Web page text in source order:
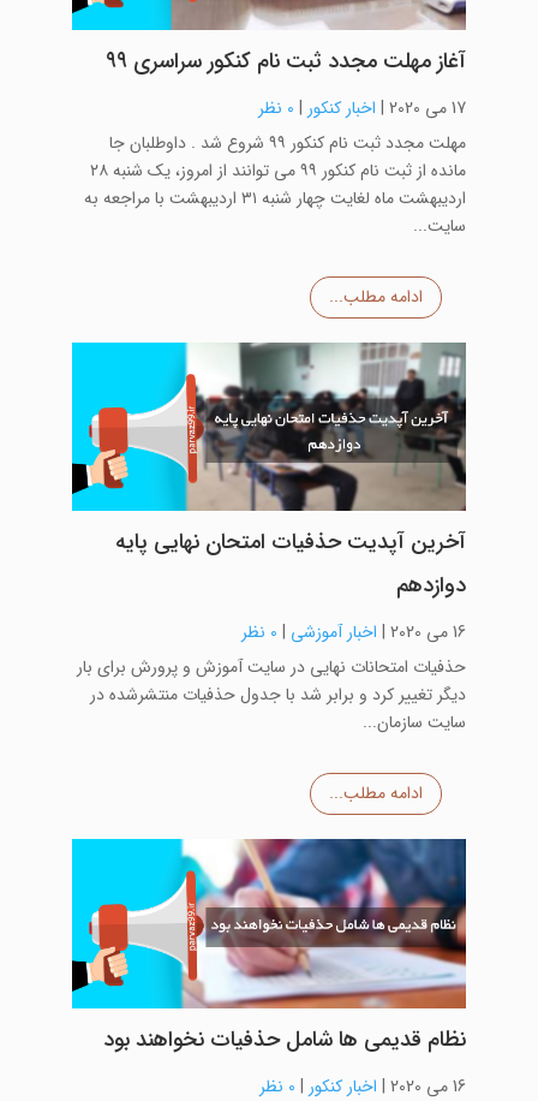
آغاز مهلت مجدد ثبت نام کنکور سراسری ۹۹
17 می 2020 | اخبار کنکور | 0 نظر
مهلت مجدد ثبت نام کنکور ۹۹ شروع شد . داوطلبان جا
مانده از ثبت نام کنکور ۹۹ می توانند از امروز، یک شنبه ۲۸
اردیبهشت ماه لغایت چهار شنبه ۳۱ اردیبهشت با مراجعه به
سایت...
ادامه مطلب...
آخرین آپدیت حذفیات امتحان نهایی پایه
دوازدهم
16 می 2020 | اخبار آموزشی | 0 نظر
حذفیات امتحانات نهایی در سایت آموزش و پرورش برای بار
دیگر تغییر کرد و برابر شد با جدول حذفیات منتشرشده در
سایت سازمان...
ادامه مطلب...
نظام قدیمی ها شامل حذفیات نخواهند بود
16 می 2020 | اخبار کنکور | 0 نظر